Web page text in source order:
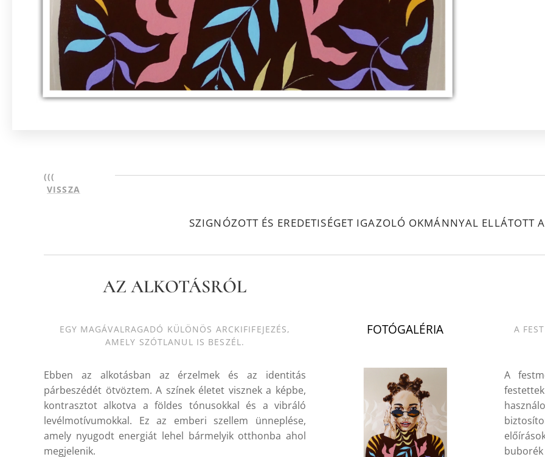
(((
VISSZA
SZIGNÓZOTT ÉS EREDETISÉGET IGAZOLÓ OKMÁNNYAL ELLÁTOTT
AZ ALKOTÁSRÓL
EGY MAGÁVALRAGADÓ KÜLÖNÖS ARCKIFIFEJEZÉS,
AMELY SZÓTLANUL IS BESZÉL.
Ebben az alkotásban az érzelmek és az identitás
párbeszédét ötvöztem. A színek életet visznek a képbe,
kontrasztot alkotva a földes tónusokkal és a vibráló
levélmotívumokkal. Ez az emberi szellem ünneplése,
amely nyugodt energiát lehel bármelyik otthonba ahol
megjelenik.
FOTÓGALÉRIA
A
A